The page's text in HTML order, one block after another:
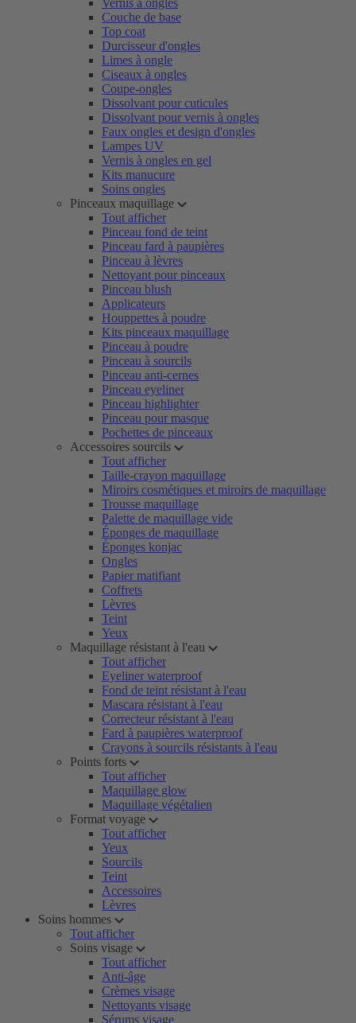
Vernis à ongles
Couche de base
Top coat
Durcisseur d'ongles
Limes à ongle
Ciseaux à ongles
Coupe-ongles
Dissolvant pour cuticules
Dissolvant pour vernis à ongles
Faux ongles et design d'ongles
Lampes UV
Vernis à ongles en gel
Kits manucure
Soins ongles
Pinceaux maquillage
Tout afficher
Pinceau fond de teint
Pinceau fard à paupières
Pinceau à lèvres
Nettoyant pour pinceaux
Pinceau blush
Applicateurs
Houppettes à poudre
Kits pinceaux maquillage
Pinceau à poudre
Pinceau à sourcils
Pinceau anti-cernes
Pinceau eyeliner
Pinceau highlighter
Pinceau pour masque
Pochettes de pinceaux
Accessoires sourcils
Tout afficher
Taille-crayon maquillage
Miroirs cosmétiques et miroirs de maquillage
Trousse maquillage
Palette de maquillage vide
Éponges de maquillage
Éponges konjac
Ongles
Papier matifiant
Coffrets
Lèvres
Teint
Yeux
Maquillage résistant à l'eau
Tout afficher
Eyeliner waterproof
Fond de teint résistant à l'eau
Mascara résistant à l'eau
Correcteur résistant à l'eau
Fard à paupières waterproof
Crayons à sourcils résistants à l'eau
Points forts
Tout afficher
Maquillage glow
Maquillage végétalien
Format voyage
Tout afficher
Yeux
Sourcils
Teint
Accessoires
Lèvres
Soins hommes
Tout afficher
Soins visage
Tout afficher
Anti-âge
Crèmes visage
Nettoyants visage
Sérums visage